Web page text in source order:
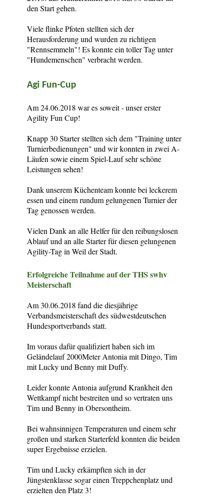
den Start gehen.
Viele flinke Pfoten stellten sich der
Herausforderung und wurden zu richtigen
"Rennsemmeln"! Es konnte ein toller Tag unter
"Hundemenschen" verbracht werden.
Agi Fun-Cup
Am 24.06.2018 war es soweit - unser erster
Agility Fun Cup!
Knapp 30 Starter stellten sich dem "Training unter
Turnierbedienungen" und wir konnten in zwei A-
Läufen sowie einem Spiel-Lauf sehr schöne
Leistungen sehen!
Dank unserem Küchenteam konnte bei leckerem
essen und einem rundum gelungenen Turnier der
Tag genossen werden.
Vielen Dank an alle Helfer für den reibungslosen
Ablauf und an alle Starter für diesen gelungenen
Agility-Tag in Weil der Stadt.
Erfolgreiche Teilnahme auf der THS swhv
Meisterschaft
Am 30.06.2018 fand die diesjährige
Verbandsmeisterschaft des südwestdeutschen
Hundesportverbands statt.
Im voraus dafür qualifiziert haben sich im
Geländelauf 2000Meter Antonia mit Dingo, Tim
mit Lucky und Benny mit Duffy.
Leider konnte Antonia aufgrund Krankheit den
Wettkampf nicht bestreiten und so vertraten uns
Tim und Benny in Obersontheim.
Bei wahnsinnigen Temperaturen und einem sehr
großen und starken Starterfeld konnten die beiden
super Ergebnisse erzielen.
Tim und Lucky erkämpften sich in der
Jüngstenklasse sogar einen Treppchenplatz und
erzielten den Platz 3!